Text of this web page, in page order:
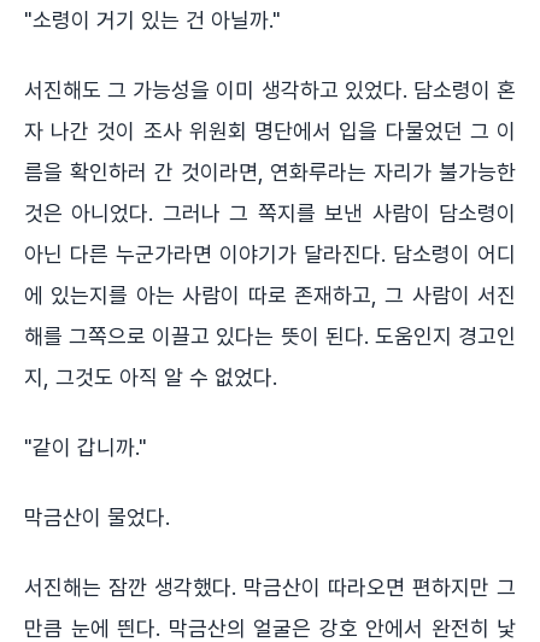
"소령이 거기 있는 건 아닐까."
서진해도 그 가능성을 이미 생각하고 있었다. 담소령이 혼
자 나간 것이 조사 위원회 명단에서 입을 다물었던 그 이
름을 확인하러 간 것이라면, 연화루라는 자리가 불가능한
것은 아니었다. 그러나 그 쪽지를 보낸 사람이 담소령이
아닌 다른 누군가라면 이야기가 달라진다. 담소령이 어디
에 있는지를 아는 사람이 따로 존재하고, 그 사람이 서진
해를 그쪽으로 이끌고 있다는 뜻이 된다. 도움인지 경고인
지, 그것도 아직 알 수 없었다.
"같이 갑니까."
막금산이 물었다.
서진해는 잠깐 생각했다. 막금산이 따라오면 편하지만 그
만큼 눈에 띈다. 막금산의 얼굴은 강호 안에서 완전히 낯